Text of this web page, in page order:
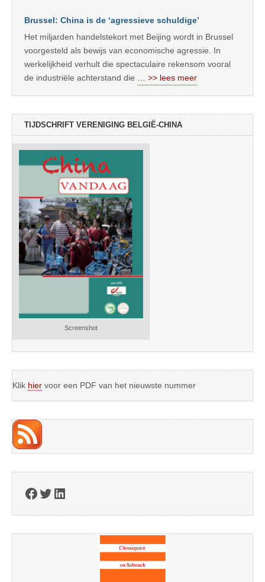
Brussel: China is de ‘agressieve schuldige’
Het miljarden handelstekort met Beijing wordt in Brussel
voorgesteld als bewijs van economische agressie. In
werkelijkheid verhult die spectaculaire rekensom vooral
de industriële achterstand die
… >> lees meer
TIJDSCHRIFT VERENIGING BELGIË-CHINA
Screenshot
Klik hier voor een PDF van het nieuwste nummer
Facebook
Twitter
LinkedIn